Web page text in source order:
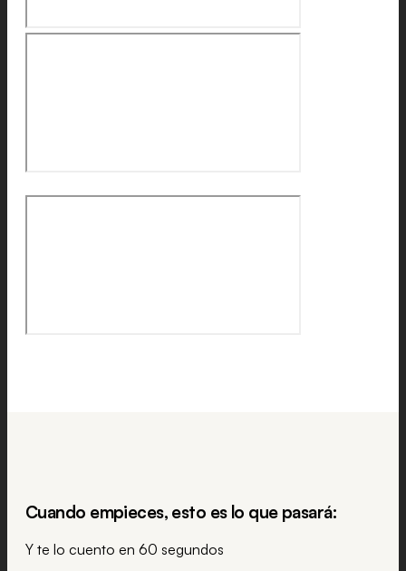
Cuando empieces, esto es lo que pasará:
Y te lo cuento en 60 segundos